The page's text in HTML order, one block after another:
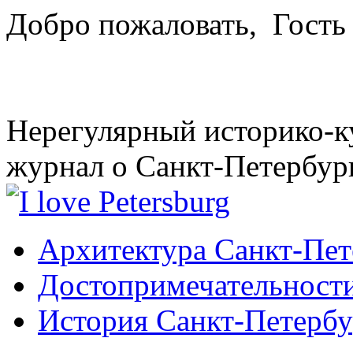
Добро пожаловать, Гость
Нерегулярный историко-
журнал о Санкт-
Архитектура Санкт-
История Санкт-